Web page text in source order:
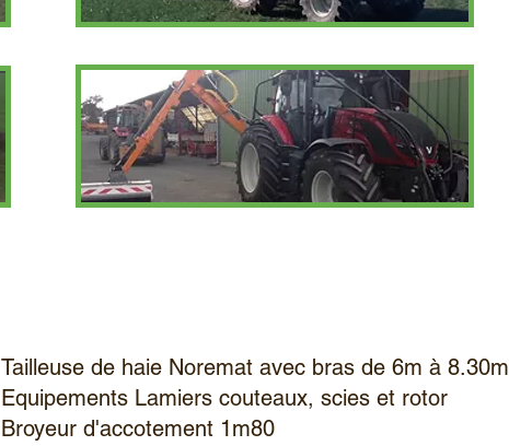
Tailleuse de haie Noremat avec bras de 6m à 8.30m
Equipements Lamiers couteaux, scies et rotor
Broyeur d'accotement 1m80